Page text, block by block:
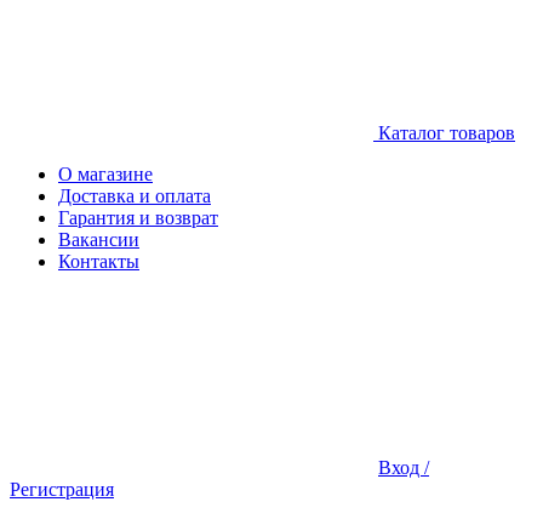
Каталог товаров
О магазине
Доставка и оплата
Гарантия и возврат
Вакансии
Контакты
Вход /
Регистрация